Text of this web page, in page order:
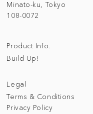
Minato-ku, Tokyo
108-0072
Legal
Terms & Conditions
Privacy Policy
Product Info.
Build Up!